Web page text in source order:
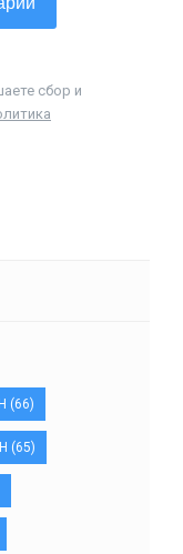
сбор и
(66)
(65)